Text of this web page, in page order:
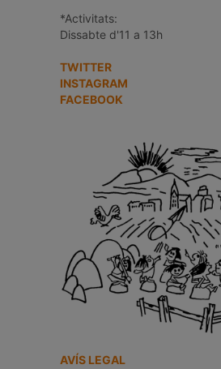
*Activitats:
Dissabte d'11 a 13h
TWITTER
INSTAGRAM
FACEBOOK
AVÍS LEGAL